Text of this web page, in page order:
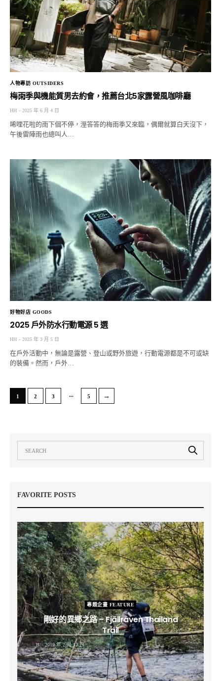
人物專訪 OUTSIDERS
梅雨季與機能質男去約會，推薦台北5家露營風咖啡廳
HH 2025 年 6 月 4 日
唏哩花啦的雨下個不停，溼答答的梅雨季又來臨，偶爾就算白天沒下，
午後雷陣雨也總叫人…
好物好店 GOODS
2025 戶外防水行動電源 5 選
HH 2025 年 3 月 5 日
在戶外活動中，無論是露營、登山或野外旅遊，行動電源都是不可或缺
的裝備。然而，戶外…
1 2 3 ... 5 →
FAVORITE POSTS
專題企畫 FEATURE
剛好的異鄉之路 – Fjällräven Thailand
Trail
B 2019 年 2 月 12 日